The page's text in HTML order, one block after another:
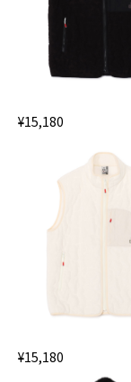
¥15,180
¥15,180